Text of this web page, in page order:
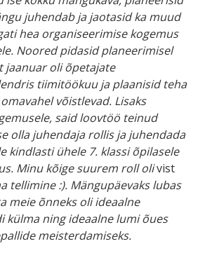
juhendab ja jaotasid ka muud
hea organiseerimise kogemus
Noored pidasid planeerimisel
jaanuar oli õpetajate
tiimitöökuu ja plaanisid teha
võistlevad. Lisaks
said loovtöö teinud
olla juhendaja rollis ja juhendada
kindlasti ühele 7. klassi õpilasele
Minu kõige suurem roll olivist
tellimine :). Mängupäevaks lubas
meie õnneks oli ideaalne
külma ning ideaalne lumi õues
meisterdamiseks.